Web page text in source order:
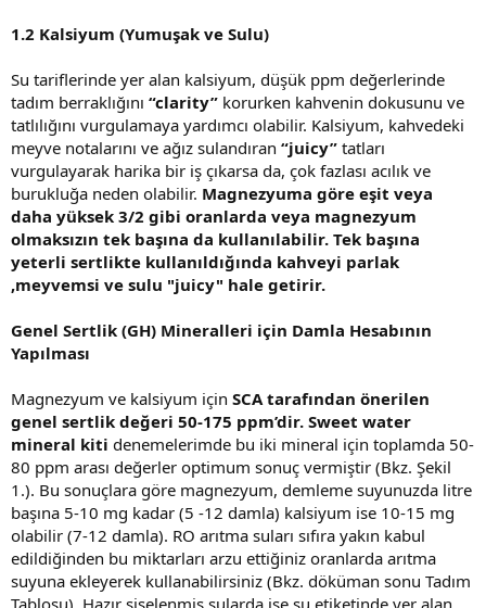
1.2 Kalsiyum (Yumuşak ve Sulu)
Su tariflerinde yer alan kalsiyum, düşük ppm değerlerinde
tadım berraklığını “clarity” korurken kahvenin dokusunu ve
tatlılığını vurgulamaya yardımcı olabilir. Kalsiyum, kahvedeki
meyve notalarını ve ağız sulandıran “juicy” tatları
vurgulayarak harika bir iş çıkarsa da, çok fazlası acılık ve
burukluğa neden olabilir. Magnezyuma göre eşit veya
daha yüksek 3/2 gibi oranlarda veya magnezyum
olmaksızın tek başına da kullanılabilir. Tek başına
yeterli sertlikte kullanıldığında kahveyi parlak
,meyvemsi ve sulu "juicy" hale getirir.
Genel Sertlik (GH) Mineralleri için Damla Hesabının
Yapılması
Magnezyum ve kalsiyum için SCA tarafından önerilen
genel sertlik değeri 50-175 ppm’dir. Sweet water
mineral kiti denemelerimde bu iki mineral için toplamda 50-
80 ppm arası değerler optimum sonuç vermiştir (Bkz. Şekil
1.). Bu sonuçlara göre magnezyum, demleme suyunuzda litre
başına 5-10 mg kadar (5 -12 damla) kalsiyum ise 10-15 mg
olabilir (7-12 damla). RO arıtma suları sıfıra yakın kabul
edildiğinden bu miktarları arzu ettiğiniz oranlarda arıtma
suyuna ekleyerek kullanabilirsiniz (Bkz. döküman sonu Tadım
Tablosu). Hazır şişelenmiş sularda ise su etiketinde yer alan